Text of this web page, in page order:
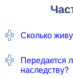
Сколько
Передается
наследству?